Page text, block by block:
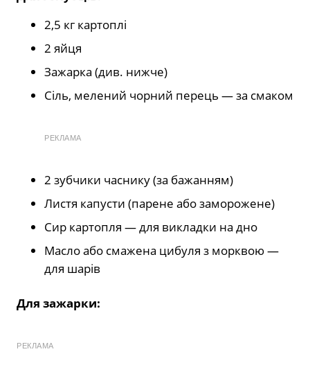
2,5 кг картоплі
2 яйця
Зажарка (див. нижче)
Сіль, мелений чорний перець — за смаком
РЕКЛАМА
2 зубчики часнику (за бажанням)
Листя капусти (парене або заморожене)
Сир картопля — для викладки на дно
Масло або смажена цибуля з морквою —
для шарів
Для зажарки:
РЕКЛАМА